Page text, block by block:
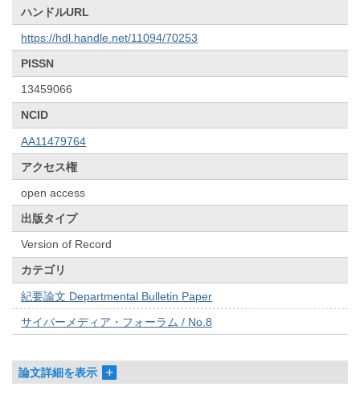
ハンドルURL
https://hdl.handle.net/11094/70253
PISSN
13459066
NCID
AA11479764
アクセス権
open access
出版タイプ
Version of Record
カテゴリ
紀要論文 Departmental Bulletin Paper
サイバーメディア・フォーラム / No.8
論文詳細を表示